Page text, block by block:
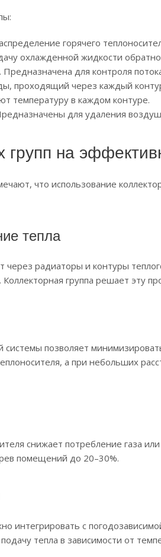
горячего
охлажденной жидкости обратно
для контроля
проходящий через каждый
температуру в каждом контуре.
для удаления
групп на
что использование
тепла
через радиаторы и контуры
группа решает эту
системы позволяет
а при небольших
снижает потребление газа
помещений до 20–30%.
интегрировать с
тепла в зависимости от